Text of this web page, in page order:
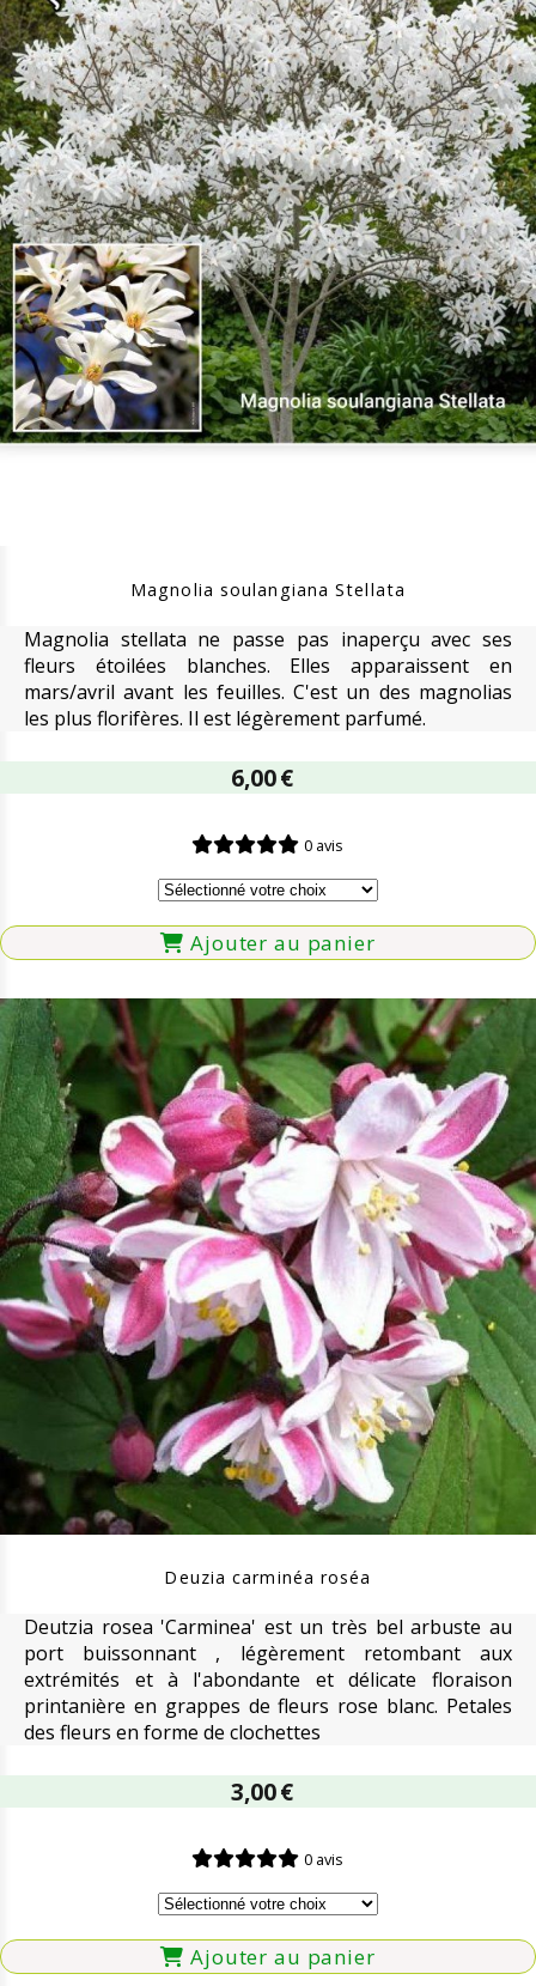
Magnolia soulangiana Stellata
Magnolia stellata ne passe pas inaperçu avec ses
fleurs étoilées blanches. Elles apparaissent en
mars/avril avant les feuilles. C'est un des magnolias
les plus florifères. Il est légèrement parfumé.
6,00€
0 avis
Ajouter au panier
Deuzia carminéa roséa
Deutzia rosea 'Carminea' est un très bel arbuste au
port buissonnant , légèrement retombant aux
extrémités et à l'abondante et délicate floraison
printanière en grappes de fleurs rose blanc. Petales
des fleurs en forme de clochettes
3,00€
0 avis
Ajouter au panier